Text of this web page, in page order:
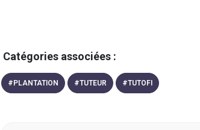
Catégories associées :
# PLANTATION #TUTEUR #TUTOFI